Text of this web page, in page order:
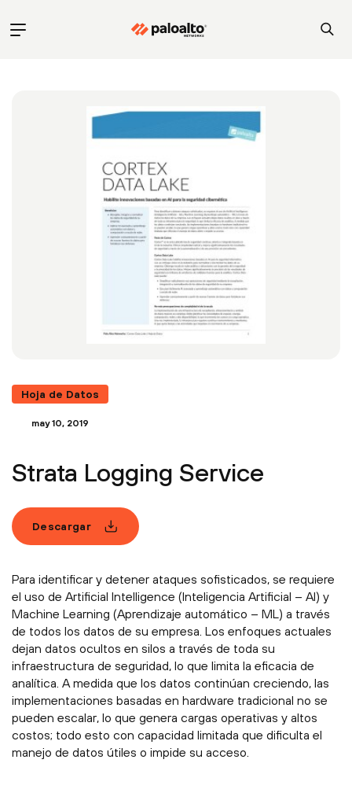
Hoja de Datos
may 10, 2019
Strata Logging Service
Descargar
Para identificar y detener ataques sofisticados, se requiere
el uso de Artificial Intelligence (Inteligencia Artificial – AI) y
Machine Learning (Aprendizaje automático – ML) a través
de todos los datos de su empresa. Los enfoques actuales
dejan datos ocultos en silos a través de toda su
infraestructura de seguridad, lo que limita la eficacia de
analítica. A medida que los datos continúan creciendo, las
implementaciones basadas en hardware tradicional no se
pueden escalar, lo que genera cargas operativas y altos
costos; todo esto con capacidad limitada que dificulta el
manejo de datos útiles o impide su acceso.